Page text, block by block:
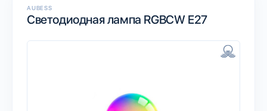
AUBESS
Светодиодная лампа RGBCW E27